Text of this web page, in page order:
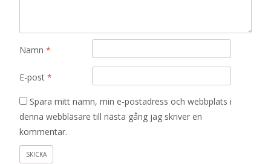
Namn *
E-post *
Spara mitt namn, min e-postadress och webbplats i
denna webbläsare till nästa gång jag skriver en
kommentar.